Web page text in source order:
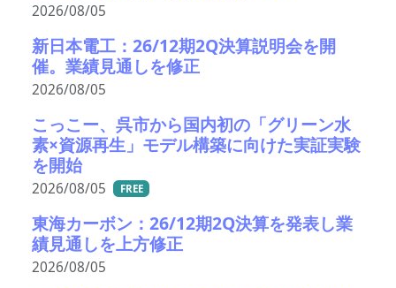
2026/08/05
新日本電工：26/12期2Q決算説明会を開
催。業績見通しを修正
2026/08/05
こっこー、呉市から国内初の「グリーン水
素×資源再生」モデル構築に向けた実証実験
を開始
2026/08/05 FREE
東海カーボン：26/12期2Q決算を発表し業
績見通しを上方修正
2026/08/05